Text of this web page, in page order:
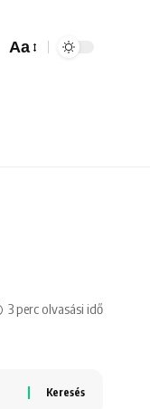
Aa
3 perc olvasási idő